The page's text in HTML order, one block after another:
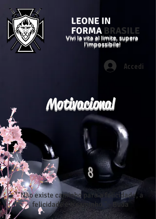
LEONE IN
FORMA BRASILE
Vivi la vita al limite, supera
l'impossibile!
Accedi
Motivacional
"Não existe caminho para a felicidade, a
felicidade é o caminho." - Buda